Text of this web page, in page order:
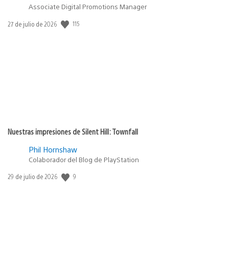
Associate Digital Promotions Manager
Fecha
27 de julio de 2026 115
Nuestras impresiones de Silent Hill: Townfall
Phil Hornshaw
Colaborador del Blog de PlayStation
Fecha
29 de julio de 2026 9